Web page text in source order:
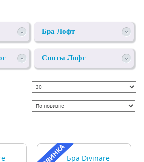
Бра Лофт
Споты Лофт